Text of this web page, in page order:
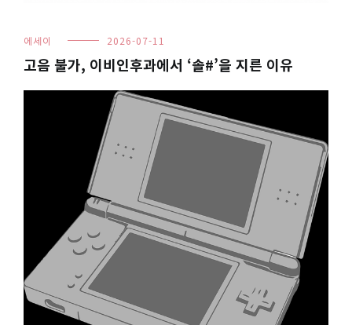
에세이 2026-07-11
고음 불가, 이비인후과에서 ‘솔#’을 지른 이유